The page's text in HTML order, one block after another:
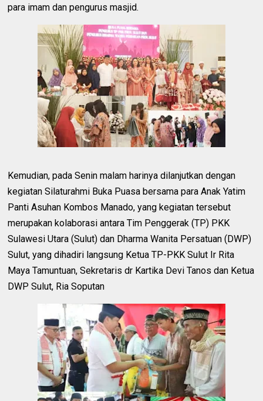
para imam dan pengurus masjid.
Kemudian, pada Senin malam harinya dilanjutkan dengan
kegiatan Silaturahmi Buka Puasa bersama para Anak Yatim
Panti Asuhan Kombos Manado, yang kegiatan tersebut
merupakan kolaborasi antara Tim Penggerak (TP) PKK
Sulawesi Utara (Sulut) dan Dharma Wanita Persatuan (DWP)
Sulut, yang dihadiri langsung Ketua TP-PKK Sulut Ir Rita
Maya Tamuntuan, Sekretaris dr Kartika Devi Tanos dan Ketua
DWP Sulut, Ria Soputan